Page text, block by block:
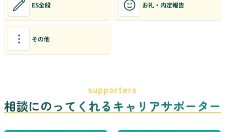
ES全般 お礼・内定報告
その他
supporters
相談にのってくれるキャリアサポーター